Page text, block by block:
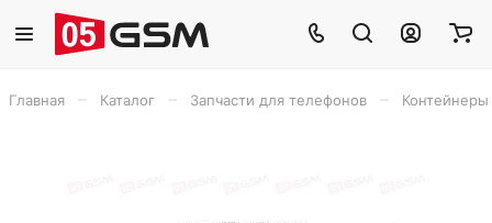
Главная Каталог Запчасти для телефонов